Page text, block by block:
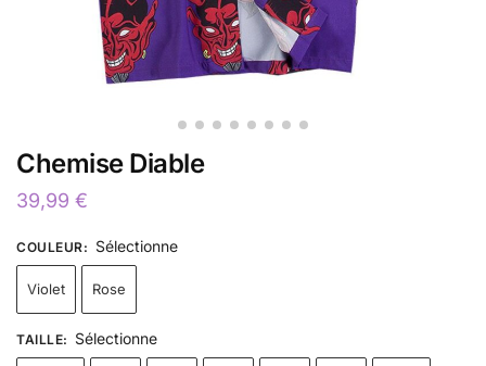
Chemise Diable
39,99 €
COULEUR: Sélectionne
Violet Rose
TAILLE: Sélectionne